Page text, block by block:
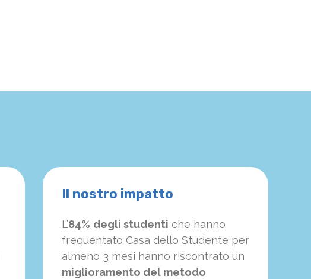
Il nostro impatto
L’84% degli studenti che hanno
frequentato Casa dello Studente per
almeno 3 mesi hanno riscontrato un
miglioramento del metodo